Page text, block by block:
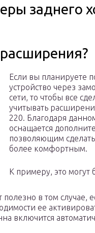
заднего
Если вы планируете
устройство через
сети, то чтобы все
учитывать
220. Благодаря
оснащается
позволяющим
более комфортным.
К примеру, это могут
в том случае,
ее
включится